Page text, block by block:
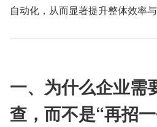
自动化，从而显著提升整体效率与
一、为什么企业需
查，而不是“再招